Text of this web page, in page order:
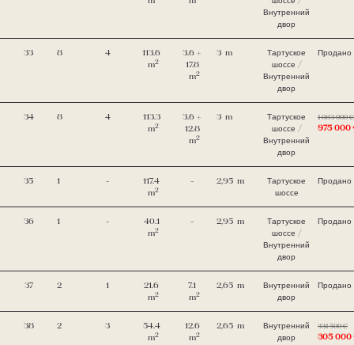
Внутренний
двор
33 8 4
113.6
m2
3.6 +
17.8
m2
3 m
Тартуское
шоссе /
Внутренний
двор
Продано
34 8 4
113.3
m2
3.6 +
12.8
m2
3 m
Тартуское
шоссе /
Внутренний
двор
1 083 000 €
975 000
35 1 -
117.4
m2
- 2,95 m
Тартуское
шоссе
Продано
36 1 -
40.1
m2
- 2,95 m
Тартуское
шоссе /
Внутренний
двор
Продано
37 2 1
21.6
m2
7.1
m2
2,65 m
Внутренний
двор
Продано
38 2 3
54.4
m2
12.6
m2
2,65 m
Внутренний
двор
331 500 €
305 000